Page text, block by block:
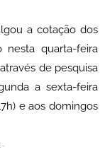
a cotação dos
nesta quarta-feira
de pesquisa
a sexta-feira
e aos domingos
-